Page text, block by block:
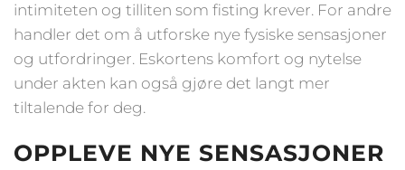
intimiteten og tilliten som fisting krever. For andre
handler det om å utforske nye fysiske sensasjoner
og utfordringer. Eskortens komfort og nytelse
under akten kan også gjøre det langt mer
tiltalende for deg.
OPPLEVE NYE SENSASJONER